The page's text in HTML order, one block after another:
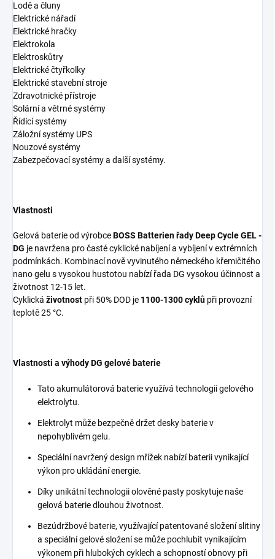
Lodě a čluny
Elektrické nářadí
Elektrické hračky
Elektrokola
Elektroskůtry
Elektrické čtyřkolky
Elektrické stavební stroje
Zdravotnické přístroje
Solární a větrné systémy
Řídící systémy
Záložní systémy UPS
Nouzové systémy
Zabezpečovací systémy a další systémy.
Vlastnosti
Gelová baterie od výrobceBOSS Batterien řady Deep Cycle GEL -
DG je navržena pro časté cyklické nabíjení a vybíjení v extrémních
podmínkách. Kombinací nově vyvinutého německého křemičitého
nano gelu s vysokou hustotou nabízí řada DG vysokou účinnost a
životnost 12-15 let.
Cyklická životnost při 50% DOD je 1100-1300 cyklů při provozní
teplotě 25 °C.
Vlastnosti a výhody DG gelové baterie
Tato akumulátorová baterie využívá technologii gelového
elektrolytu.
Elektrolyt může bezpečně držet desky baterie v
nepohyblivém gelu.
Speciální navržený design mřížek nabízí baterii vynikající
výkon pro ukládání energie.
Díky unikátní technologii olověné pasty poskytuje naše
gelová baterie dlouhou životnost.
Bezúdržbové baterie, využívající patentované složení slitiny
a speciální gelové složení se může pochlubit vynikajícím
výkonem při hlubokých cyklech a schopností obnovy při